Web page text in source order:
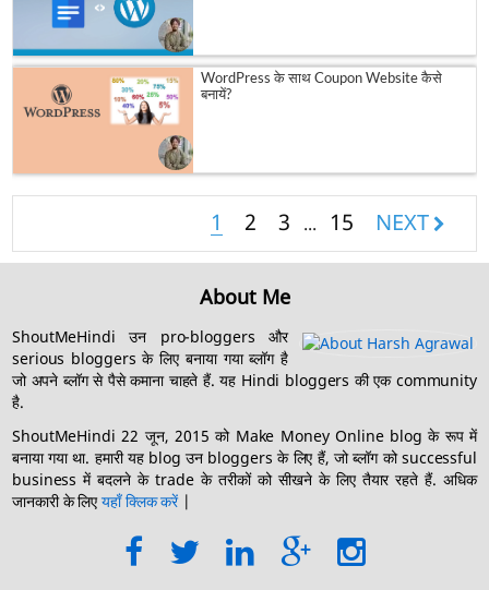
WordPress के साथ Coupon Website कैसे
बनायें?
1 2 3 ... 15 NEXT
About Me
ShoutMeHindi उन pro-bloggers और
serious bloggers के लिए बनाया गया ब्लॉग है
जो अपने ब्लॉग से पैसे कमाना चाहते हैं. यह Hindi bloggers की एक community
है.
ShoutMeHindi 22 जून, 2015 को Make Money Online blog के रूप में
बनाया गया था. हमारी यह blog उन bloggers के लिए हैं, जो ब्लॉग को successful
business में बदलने के trade के तरीकों को सीखने के लिए तैयार रहते हैं. अधिक
जानकारी के लिएयहाँ क्लिक करें |